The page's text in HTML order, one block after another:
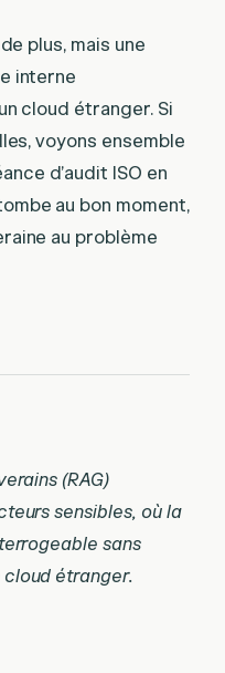
plus, mais une
interne
cloud étranger. Si
voyons ensemble
d’audit ISO en
au bon moment,
au problème
(RAG)
sensibles, où la
sans
cloud étranger.